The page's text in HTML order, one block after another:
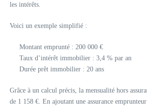
les intérêts.
Voici un exemple simplifié :
Montant emprunté : 200 000 €
Taux d’intérêt immobilier : 3,4 % par an
Durée prêt immobilier : 20 ans
Grâce à un calcul précis, la mensualité hors
de 1 158 €. En ajoutant une assurance